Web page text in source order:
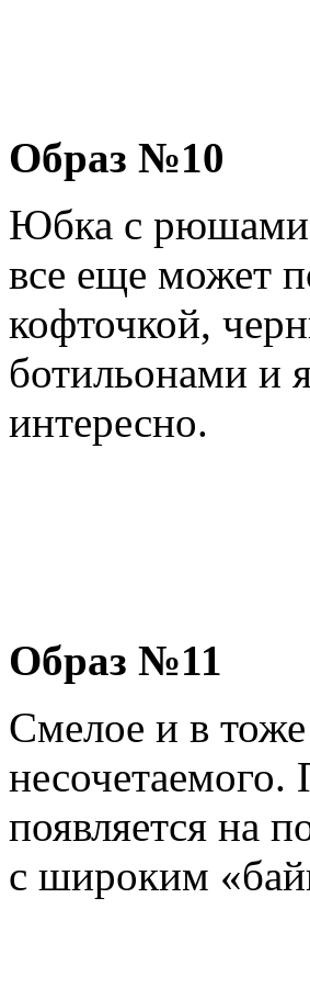
Образ №10
Юбка с рюшами,
все еще может
кофточкой,
ботильонами и
интересно.
Образ №11
Смелое и в
появляется на
с широким